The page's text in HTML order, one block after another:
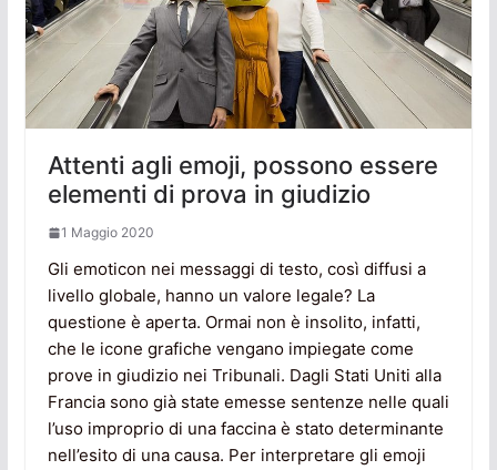
Attenti agli emoji, possono essere
elementi di prova in giudizio
1 Maggio 2020
Gli emoticon nei messaggi di testo, così diffusi a
livello globale, hanno un valore legale? La
questione è aperta. Ormai non è insolito, infatti,
che le icone grafiche vengano impiegate come
prove in giudizio nei Tribunali. Dagli Stati Uniti alla
Francia sono già state emesse sentenze nelle quali
l’uso improprio di una faccina è stato determinante
nell’esito di una causa. Per interpretare gli emoji